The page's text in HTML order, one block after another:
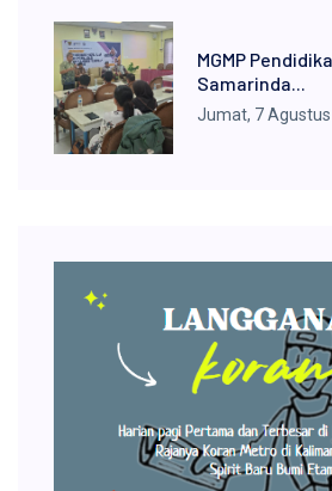
MGMP
Samarinda...
Jumat, 7